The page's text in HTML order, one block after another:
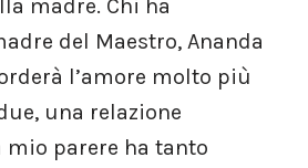
madre. Chi ha
del Maestro, Ananda
l’amore molto più
una relazione
parere ha tanto